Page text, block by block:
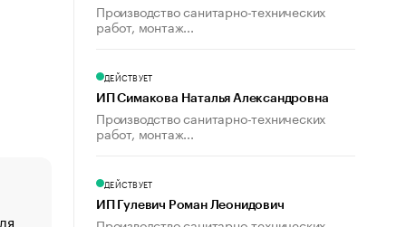
«От спорта тело стареет иначе». Как живет глава
Производство санитарно-технических
работ, монтаж...
ДЕЙСТВУЕТ
ИП Симакова Наталья Александровна
Производство санитарно-технических
работ, монтаж...
ДЕЙСТВУЕТ
ИП Гулевич Роман Леонидович